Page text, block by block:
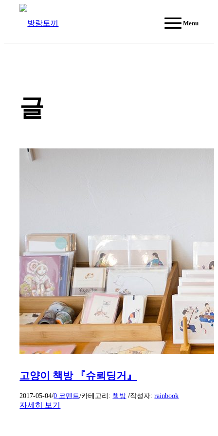
Menu
글
고양이 책방 『슈뢰딩거』
2017-05-04/0 코멘트/카테고리: 책방 /작성자:rainbook
자세히 보기